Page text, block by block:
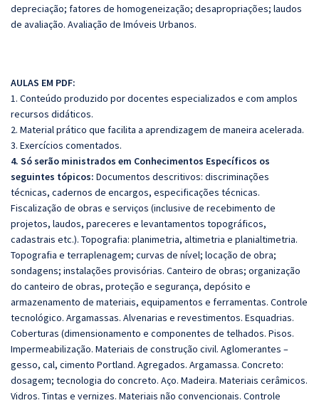
depreciação; fatores de homogeneização; desapropriações; laudos
de avaliação. Avaliação de Imóveis Urbanos.
AULAS EM PDF:
1. Conteúdo produzido por docentes especializados e com amplos
recursos didáticos.
2. Material prático que facilita a aprendizagem de maneira acelerada.
3. Exercícios comentados.
4. Só serão ministrados em Conhecimentos Específicos os
seguintes tópicos: Documentos descritivos: discriminações
técnicas, cadernos de encargos, especificações técnicas.
Fiscalização de obras e serviços (inclusive de recebimento de
projetos, laudos, pareceres e levantamentos topográficos,
cadastrais etc.). Topografia: planimetria, altimetria e planialtimetria.
Topografia e terraplenagem; curvas de nível; locação de obra;
sondagens; instalações provisórias. Canteiro de obras; organização
do canteiro de obras, proteção e segurança, depósito e
armazenamento de materiais, equipamentos e ferramentas. Controle
tecnológico. Argamassas. Alvenarias e revestimentos. Esquadrias.
Coberturas (dimensionamento e componentes de telhados. Pisos.
Impermeabilização. Materiais de construção civil. Aglomerantes –
gesso, cal, cimento Portland. Agregados. Argamassa. Concreto:
dosagem; tecnologia do concreto. Aço. Madeira. Materiais cerâmicos.
Vidros. Tintas e vernizes. Materiais não convencionais. Controle